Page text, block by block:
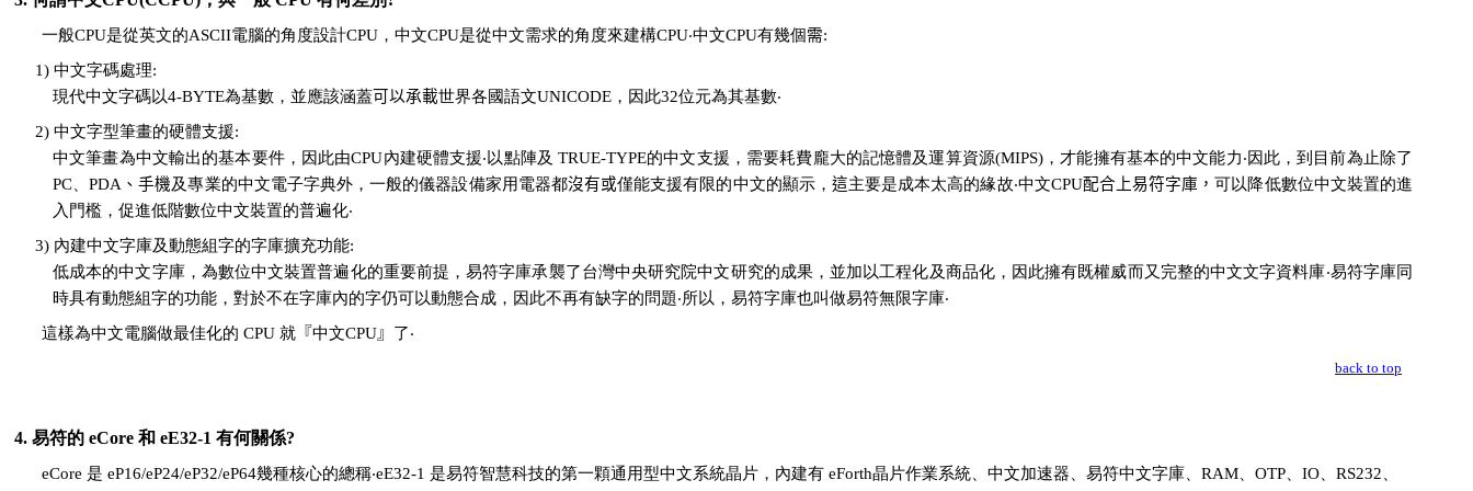
一般CPU是從英文的ASCII電腦的角度設計CPU，中文CPU是從中文需求的角度來建構CPU‧中文CPU有幾個需:
1) 中文字碼處理:
現代中文字碼以4-BYTE為基數 ， 並應該涵蓋可以承載世界各國語文UNICODE ，因此32位元為其基數‧
2) 中文字型筆畫的硬體支援:
中文筆畫為中文輸出的基本要件，因此由CPU內建硬體支援‧以點陣及 TRUE-TYPE的中文支援，需要耗費龐大的記憶體及運算資源(MIPS)，才能擁有基本的中文能力‧因此，到目前為止除了
PC、PDA 、手機及專業的中文電子字典外，一般的儀器設備家用電器都沒有或僅能支援有限的中文的顯示， 這主要是成本太高的緣故‧中文CPU配合上易符字庫，可以降低數位中文裝置的進
入門檻，促進低階數位中文裝置的普遍化‧
3) 內建中文字庫及動態組字的字庫擴充功能:
低成本的中文字庫，為數位中文裝置普遍化的重要前提，易符字庫承襲了台灣中央研究院中文研究的成果，並加以工程化及商品化，因此擁有既權威而又完整的中文文字資料庫‧易符字庫同
時具有動態組字的功能，對於不在字庫內的字仍可以動態合成，因此不再有缺字的問題‧所以，易符字庫也叫做易符無限字庫‧
這樣為中文電腦做最佳化的 CPU 就 『中文CPU』 了‧
back to top
4. 易符的 eCore 和 eE32-1 有何關係?
eCore 是 eP16/eP24/eP32/eP64幾種核心的總稱‧eE32-1 是易符智慧科技的第一顆通用型中文系統晶片，內建有 eForth晶片作業系統、中文加速器、易符中文字庫、RAM、OTP、IO、RS232、